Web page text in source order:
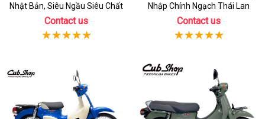
Nhật Bản, Siêu Ngầu Siêu Chất
Contact us
Nhập Chính Ngạch Thái Lan
Contact us